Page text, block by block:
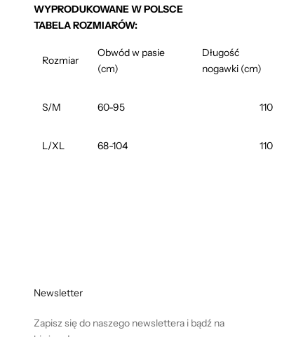
WYPRODUKOWANE W POLSCE
TABELA ROZMIARÓW:
Rozmiar
Obwód w pasie
(cm)
Długość
nogawki (cm)
S/M 60-95 110
L/XL 68-104 110
Newsletter
Zapisz się do naszego newslettera i bądź na